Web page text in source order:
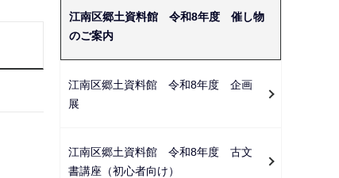
シ
こ
こ
ら
江南区郷土資料館 令和8年度 催し物
のご案内
江南区郷土資料館 令和8年度 企画
展
江南区郷土資料館 令和8年度 古文
書講座（初心者向け）